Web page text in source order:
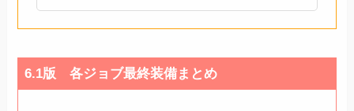
6.1版 各ジョブ最終装備まとめ